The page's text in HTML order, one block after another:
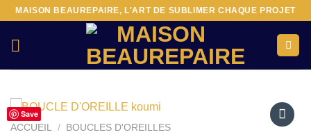
Passer
contenu
MAISON BEAUREPAIRE, L'ART DE SUBLIMER CHAQUE PROJET
Save
ACCUEIL / BOUCLES D'OREILLES